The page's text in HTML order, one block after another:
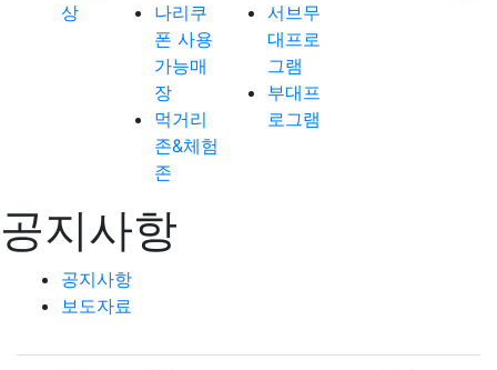
상
나리쿠
폰 사용
가능매
장
먹거리
존&체험
존
서브무
대프로
그램
부대프
로그램
공지사항
공지사항
보도자료